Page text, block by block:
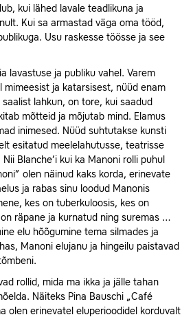
kui lähed lavale teadlikuna ja
Kui sa armastad väga oma tööd,
Usu raskesse töösse ja see
lavastuse ja publiku vahel. Varem
mimeesist ja katarsisest, nüüd enam
lahkun, on tore, kui saadud
mõtteid ja mõjutab mind. Elamus
inimesed. Nüüd suhtutakse kunsti
esitatud meelelahutusse, teatrisse
Blanche’i kui ka Manoni rolli puhul
olen näinud kaks korda, erinevate
ja rabas sinu loodud Manonis
kes on tuberkuloosis, kes on
räpane ja kurnatud ning suremas …
elu hõõgumine tema silmades ja
Manoni elujanu ja hingeilu paistavad
rollid, mida ma ikka ja jälle tahan
Näiteks Pina Baus­chi „Café
olen erinevatel eluperioodidel korduvalt